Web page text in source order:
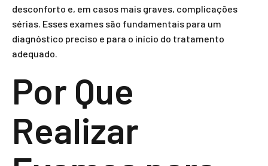
desconforto e, em casos mais graves, complicações
sérias. Esses exames são fundamentais para um
diagnóstico preciso e para o início do tratamento
adequado.
Por Que
Realizar